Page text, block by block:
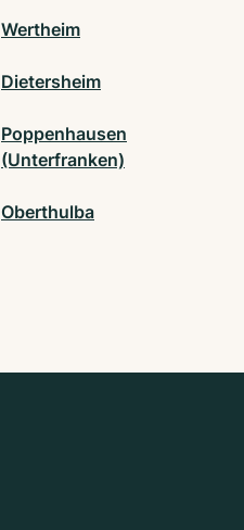
Wertheim
Dietersheim
Poppenhausen
(Unterfranken)
Oberthulba